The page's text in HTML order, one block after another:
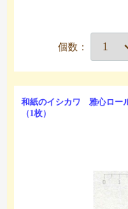
個数：
和紙のイシカワ 雅心ロー
（1枚）